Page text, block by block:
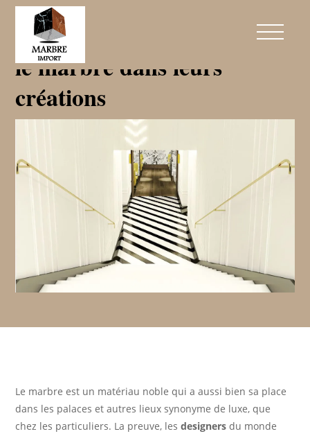
Les designers qui utilisent
le marbre dans leurs
créations
Le marbre est un matériau noble qui a aussi bien sa place
dans les palaces et autres lieux synonyme de luxe, que
chez les particuliers. La preuve, lesdesigners du monde